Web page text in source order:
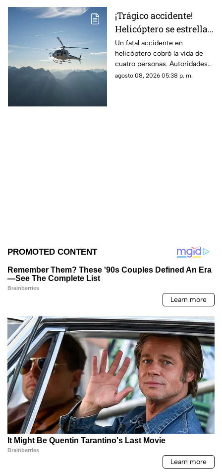
¡Trágico accidente!
Helicóptero se estrella
en zona boscosa y
mueren cuatro
personas
Un fatal accidente en
helicóptero cobró la vida de
cuatro personas. Autoridades
confirmaron que la aeronave
agosto 08, 2026 05:38 p. m.